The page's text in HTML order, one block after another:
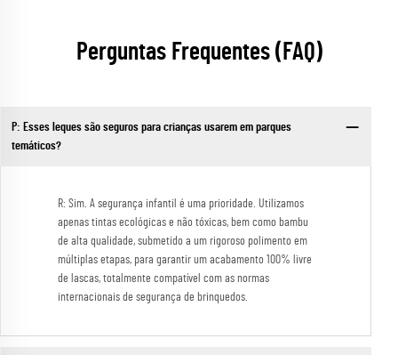
Perguntas Frequentes (FAQ)
P: Esses leques são seguros para crianças usarem em parques
temáticos?
R: Sim. A segurança infantil é uma prioridade. Utilizamos
apenas tintas ecológicas e não tóxicas, bem como bambu
de alta qualidade, submetido a um rigoroso polimento em
múltiplas etapas, para garantir um acabamento 100% livre
de lascas, totalmente compatível com as normas
internacionais de segurança de brinquedos.